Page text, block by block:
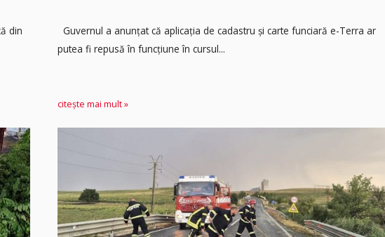
din
Guvernul a anunțat că aplicația de cadastru și carte funciară e-Terra ar
putea fi repusă în funcțiune în cursul...
citește mai mult »